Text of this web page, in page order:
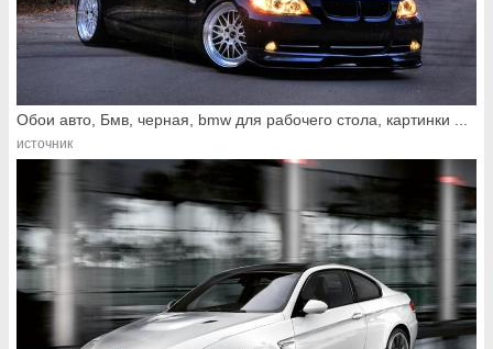
Обои авто, Бмв, черная, bmw для рабочего стола, картинки ...
источник